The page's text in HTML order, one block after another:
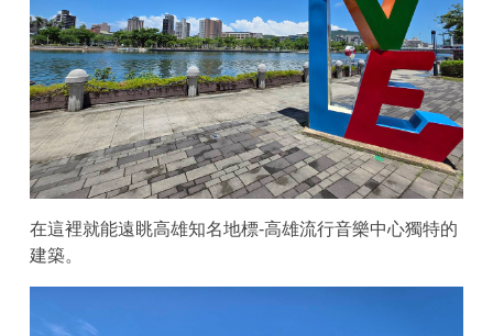
在這裡就能遠眺高雄知名地標-高雄流行音樂中心獨特的
建築。